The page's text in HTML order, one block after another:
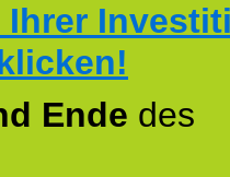
Ihrer
Ende des